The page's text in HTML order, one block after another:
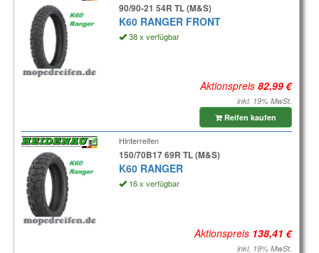
90/90-21 54R TL (M&S)
K60 RANGER FRONT
38 x verfügbar
Aktionspreis
inkl. 19% MwSt.
Reifen kaufen
Hinterreifen
150/70B17 69R TL (M&S)
K60 RANGER
16 x verfügbar
Aktionspreis
inkl. 19% MwSt.